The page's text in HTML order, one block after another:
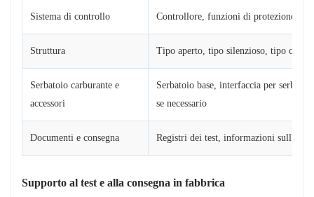
Sistema di controllo Controllore, funzioni di protezione,
Struttura Tipo aperto, tipo silenzioso, tipo
Serbatoio carburante e
accessori
Serbatoio base, interfaccia per
se necessario
Documenti e consegna Registri dei test, informazioni
Supporto al test e alla consegna in fabbrica